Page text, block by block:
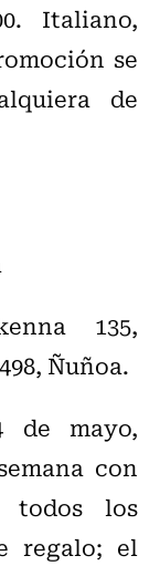
Italiano,
se
de
135,
Ñuñoa.
de mayo,
con
todos los
regalo; el